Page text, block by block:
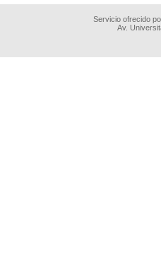
Servicio ofrecido
Av.